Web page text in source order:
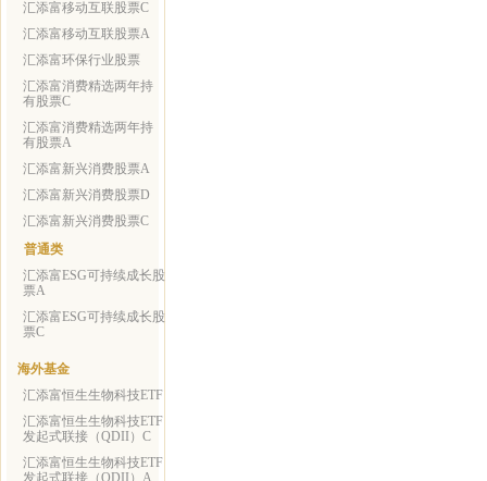
汇添富移动互联股票C
汇添富移动互联股票A
汇添富环保行业股票
汇添富消费精选两年持
有股票C
汇添富消费精选两年持
有股票A
汇添富新兴消费股票A
汇添富新兴消费股票D
汇添富新兴消费股票C
普通类
汇添富ESG可持续成长股
票A
汇添富ESG可持续成长股
票C
海外基金
汇添富恒生生物科技ETF
汇添富恒生生物科技ETF
发起式联接（QDII）C
汇添富恒生生物科技ETF
发起式联接（QDII）A